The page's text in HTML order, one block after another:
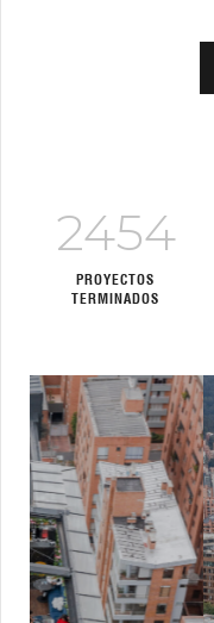
2454
PROYECTOS
TERMINADOS